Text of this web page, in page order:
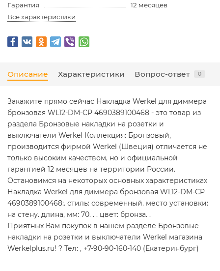
Гарантия
12 месяцев
Все характеристики
Описание Характеристики Вопрос-ответ 0
Закажите прямо сейчас Накладка Werkel для диммера
бронзовая WL12-DM-CP 4690389100468 - это товар из
раздела Бронзовые накладки на розетки и
выключатели Werkel Коллекция: Бронзовый,
производится фирмой Werkel (Швеция) отличается не
только высоким качеством, но и официальной
гарантией 12 месяцев на территории России.
Остановимся на некоторых основных характеристиках
Накладка Werkel для диммера бронзовая WL12-DM-CP
4690389100468:. стиль: современный. место установки:
на стену. длина, мм: 70. . . цвет: бронза. .
Приятных Вам покупок в нашем разделе Бронзовые
накладки на розетки и выключатели Werkel магазина
Werkelplus.ru! ? Тел: , +7-90-90-160-140 (Екатеринбург)